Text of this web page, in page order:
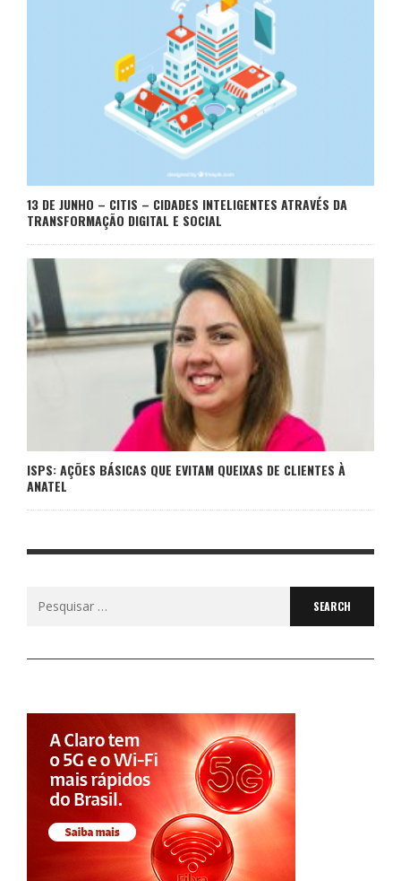
13 DE JUNHO – CITIS – CIDADES INTELIGENTES ATRAVÉS DA
TRANSFORMAÇÃO DIGITAL E SOCIAL
ISPS: AÇÕES BÁSICAS QUE EVITAM QUEIXAS DE CLIENTES À
ANATEL